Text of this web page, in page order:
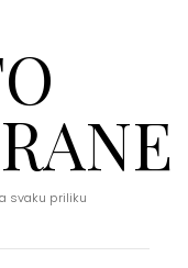
svaku priliku